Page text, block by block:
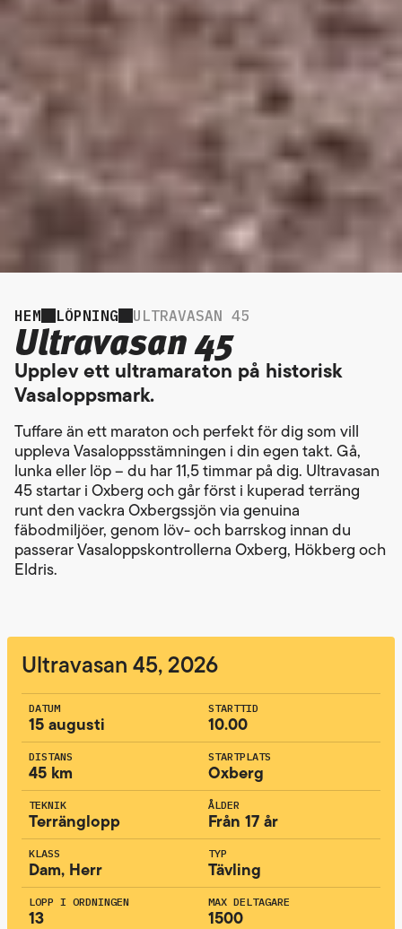
HEM LÖPNING ULTRAVASAN 45
Ultravasan 45
Upplev ett ultramaraton på historisk
Vasaloppsmark.
Tuffare än ett maraton och perfekt för dig som vill
uppleva Vasaloppsstämningen i din egen takt. Gå,
lunka eller löp – du har 11,5 timmar på dig. Ultravasan
45 startar i Oxberg och går först i kuperad terräng
runt den vackra Oxbergssjön via genuina
fäbodmiljöer, genom löv- och barrskog innan du
passerar Vasaloppskontrollerna Oxberg, Hökberg och
Eldris.
Ultravasan 45, 2026
DATUM
15 augusti
STARTTID
10.00
DISTANS
45 km
STARTPLATS
Oxberg
TEKNIK
Terränglopp
ÅLDER
Från 17 år
KLASS
Dam, Herr
TYP
Tävling
LOPP I ORDNINGEN
13
MAX DELTAGARE
1500